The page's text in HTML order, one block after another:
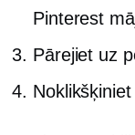
Pinterest
Pārejiet uz